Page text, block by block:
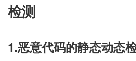
检测
1.恶意代码的静态动态